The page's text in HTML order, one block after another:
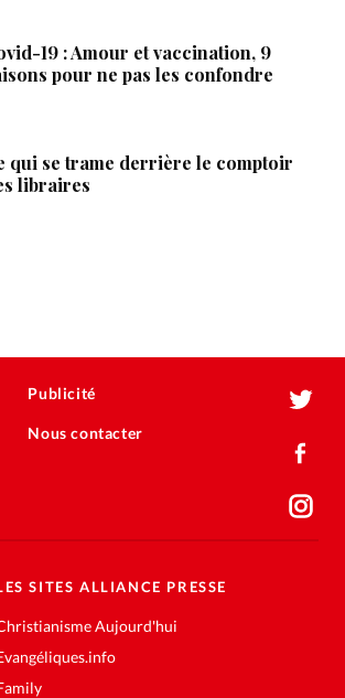
19 : Amour et vaccination, 9
pour ne pas les confondre
qui se trame derrière le comptoir
libraires
Publicité
Nous contacter
SITES ALLIANCE PRESSE
Aujourd'hui